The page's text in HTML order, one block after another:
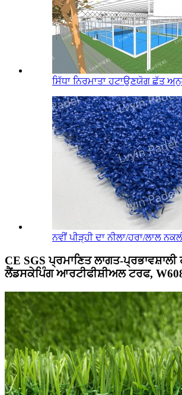
ਸਿੱਧਾ ਨਿਰਮਾਤਾ ਹਟਾਉਣਯੋਗ ਛੱਤ
ਨਵੀਂ ਪੀੜ੍ਹੀ ਦਾ ਨੀਲਾ/ਹਰਾ/ਲਾਲ
CE SGS ਪ੍ਰਮਾਣਿਤ ਲਾਗਤ-ਪ੍ਰਭਾਵਸ਼ਾਲੀ
ਲੈਂਡਸਕੇਪਿੰਗ ਆਰਟੀਫੀਸ਼ੀਅਲ ਟਰਫ,